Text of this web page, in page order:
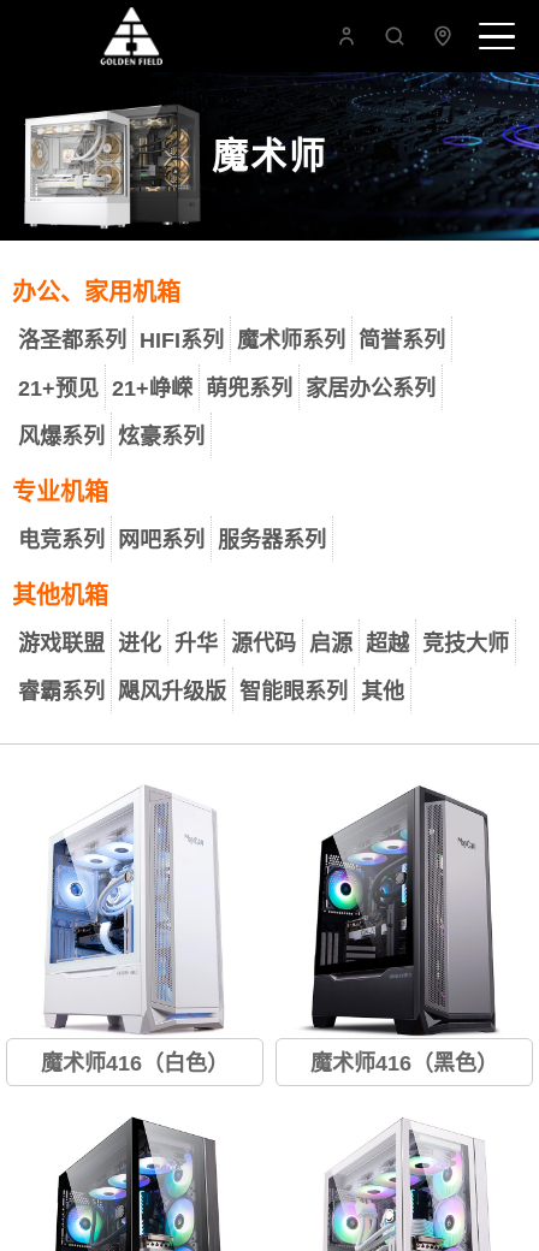
魔术师
办公、家用机箱
洛圣都系列 HIFI系列 魔术师系列
简誉系列
21+预见 21+峥嵘 萌兜系列
家居办公系列
风爆系列
炫豪系列
专业机箱
电竞系列 网吧系列 服务器系列
其他机箱
游戏联盟 进化 升华 源代码 启源 超越 竞技大师
睿霸系列
飓风升级版 智能眼系列 其他
魔术师416（白色）
属面板； 侧翻磁吸门设计； 240
宽体 强大兼容；...
魔术师416（黑色）
属面板； 侧翻磁吸门设计； 240
宽体 强大兼容；...